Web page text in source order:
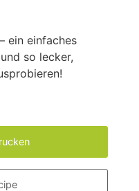
ein einfaches
so lecker,